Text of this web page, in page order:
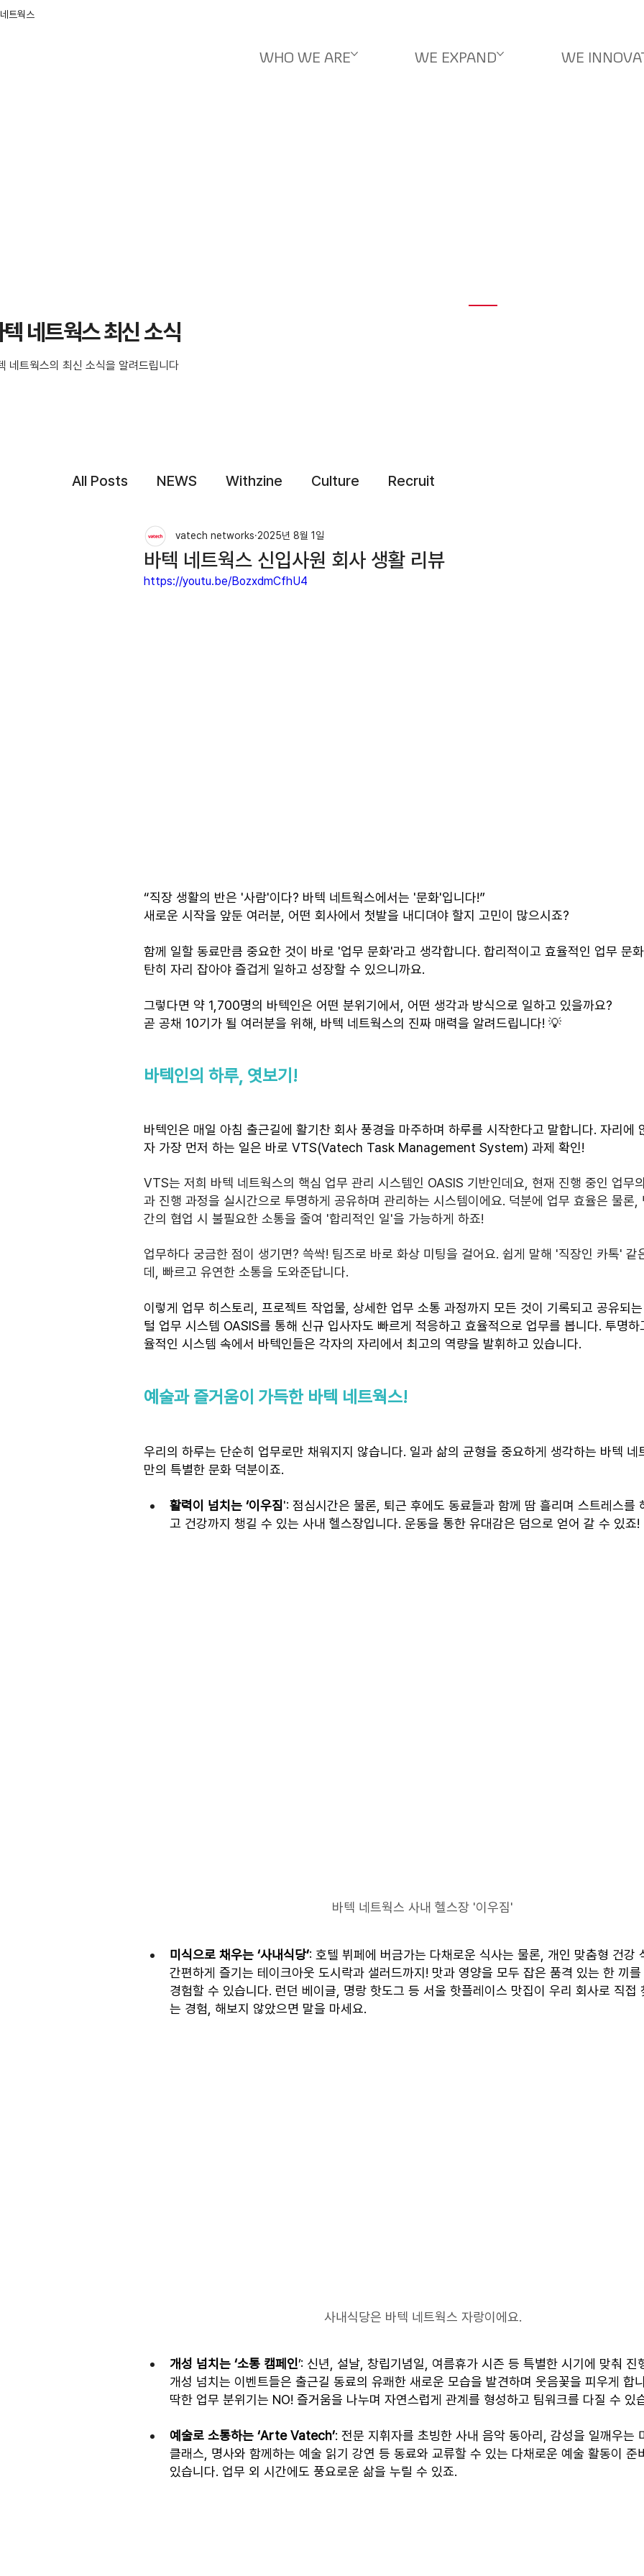
트웍스
WHO WE ARE WE EXPAND WE
네트웍스 최신 소식
네트웍스의 최신 소식을 알려드립니다
All Posts NEWS Withzine Culture Recruit
바텍 네트웍스 신입사원 회사 생활 리뷰
vatech networks 2025년 8월 1일
https://youtu.be/BozxdmCfhU4
“직장 생활의 반은 '사람'이다? 바텍 네트웍스에서는 '문화'입니다!”
새로운 시작을 앞둔 여러분, 어떤 회사에서 첫발을 내디뎌야 할지 고민이 많으시죠?
함께 일할 동료만큼 중요한 것이 바로 '업무 문화'라고 생각합니다. 합리적이고 효율적인 업무 문
탄히 자리 잡아야 즐겁게 일하고 성장할 수 있으니까요.
그렇다면 약 1,700명의 바텍인은 어떤 분위기에서, 어떤 생각과 방식으로 일하고 있을까요?
곧 공채 10기가 될 여러분을 위해, 바텍 네트웍스의 진짜 매력을 알려드립니다! 💡
바텍인의 하루, 엿보기!
바텍인은 매일 아침 출근길에 활기찬 회사 풍경을 마주하며 하루를 시작한다고 말합니다. 자리에
자 가장 먼저 하는 일은 바로 VTS(Vatech Task Management System) 과제 확인!
VTS는 저희 바텍 네트웍스의 핵심 업무 관리 시스템인 OASIS 기반인데요, 현재 진행 중인 업무
과 진행 과정을 실시간으로 투명하게 공유하며 관리하는 시스템이에요. 덕분에 업무 효율은 물론
간의 협업 시 불필요한 소통을 줄여 '합리적인 일'을 가능하게 하죠!
업무하다 궁금한 점이 생기면? 쓱싹! 팀즈로 바로 화상 미팅을 걸어요. 쉽게 말해 '직장인 카톡' 같
데, 빠르고 유연한 소통을 도와준답니다.
이렇게 업무 히스토리, 프로젝트 작업물, 상세한 업무 소통 과정까지 모든 것이 기록되고 공유되
털 업무 시스템 OASIS를 통해 신규 입사자도 빠르게 적응하고 효율적으로 업무를 봅니다. 투명하
율적인 시스템 속에서 바텍인들은 각자의 자리에서 최고의 역량을 발휘하고 있습니다.
예술과 즐거움이 가득한 바텍 네트웍스!
우리의 하루는 단순히 업무로만 채워지지 않습니다. 일과 삶의 균형을 중요하게 생각하는 바텍 네
만의 특별한 문화 덕분이죠.
활력이 넘치는 ‘이우짐 ': 점심시간은 물론, 퇴근 후에도 동료들과 함께 땀 흘리며 스트레스를
고 건강까지 챙길 수 있는 사내 헬스장입니다. 운동을 통한 유대감은 덤으로 얻어 갈 수 있죠!
바텍 네트웍스 사내 헬스장 '이우짐'
미식으로 채우는 ‘사내식당’: 호텔 뷔페에 버금가는 다채로운 식사는 물론, 개인 맞춤형 건강
간편하게 즐기는 테이크아웃 도시락과 샐러드까지! 맛과 영양을 모두 잡은 품격 있는 한 끼
경험할 수 있습니다. 런던 베이글, 명랑 핫도그 등 서울 핫플레이스 맛집이 우리 회사로 직접
는 경험, 해보지 않았으면 말을 마세요.
사내식당은 바텍 네트웍스 자랑이에요.
개성 넘치는 ‘소통 캠페인’: 신년, 설날, 창립기념일, 여름휴가 시즌 등 특별한 시기에 맞춰 진
개성 넘치는 이벤트들은 출근길 동료의 유쾌한 새로운 모습을 발견하며 웃음꽃을 피우게 합
딱한 업무 분위기는 NO! 즐거움을 나누며 자연스럽게 관계를 형성하고 팀워크를 다질 수 있
예술로 소통하는 ‘Arte Vatech’: 전문 지휘자를 초빙한 사내 음악 동아리, 감성을 일깨우는
클래스, 명사와 함께하는 예술 읽기 강연 등 동료와 교류할 수 있는 다채로운 예술 활동이 준
있습니다. 업무 외 시간에도 풍요로운 삶을 누릴 수 있죠.